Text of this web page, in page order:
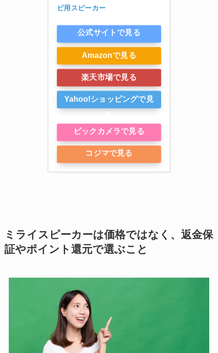
ビ用スピーカー
公式サイトで見る
Amazonで見る
楽天市場で見る
Yahoo!ショッピングで見
ビックカメラで見る
コジマで見る
ミライスピーカーは価格ではなく、返金保
証やポイント還元で選ぶこと